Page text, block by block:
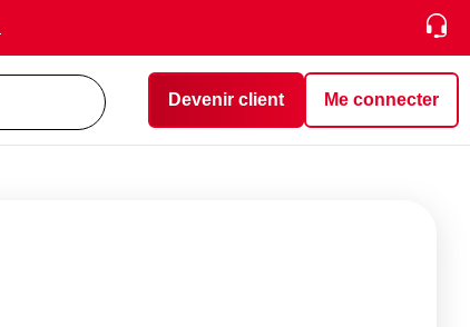
Devenir client Me connecter